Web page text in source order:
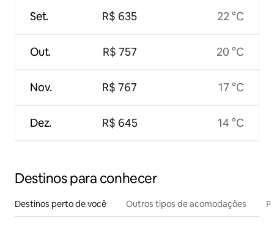
Set.
Out.
Nov.
Dez.
R$ 635
R$ 757
R$ 767
R$ 645
22 °C
20 °C
17 °C
14 °C
Destinos para conhecer
Destinos perto de você Outros tipos de acomodações